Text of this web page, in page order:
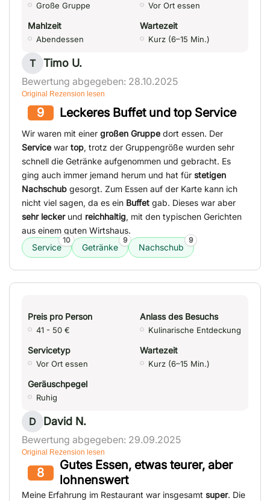
Große Gruppe Vor Ort essen
Mahlzeit
Abendessen
Wartezeit
Kurz (6–15 Min.)
T Timo U.
Bewertung abgegeben: 28.10.2025
Original Rezension lesen
9 Leckeres Buffet und top Service
Wir waren mit einer großen Gruppe dort essen. Der
Service war top, trotz der Gruppengröße wurden sehr
schnell die Getränke aufgenommen und gebracht. Es
ging auch immer jemand herum und hat für stetigen
Nachschub gesorgt. Zum Essen auf der Karte kann ich
nicht viel sagen, da es ein Buffet gab. Dieses war aber
sehr leckerund reichhaltig, mit den typischen Gerichten
aus einem guten Wirtshaus.
Service
10
Getränke
9
Nachschub
9
Preis pro Person
41 - 50 €
Anlass des Besuchs
Kulinarische Entdeckung
Servicetyp
Vor Ort essen
Wartezeit
Kurz (6–15 Min.)
Geräuschpegel
Ruhig
D David N.
Bewertung abgegeben: 29.09.2025
Original Rezension lesen
8
Gutes Essen, etwas teurer, aber
lohnenswert
Meine Erfahrung im Restaurant war insgesamt super. Die